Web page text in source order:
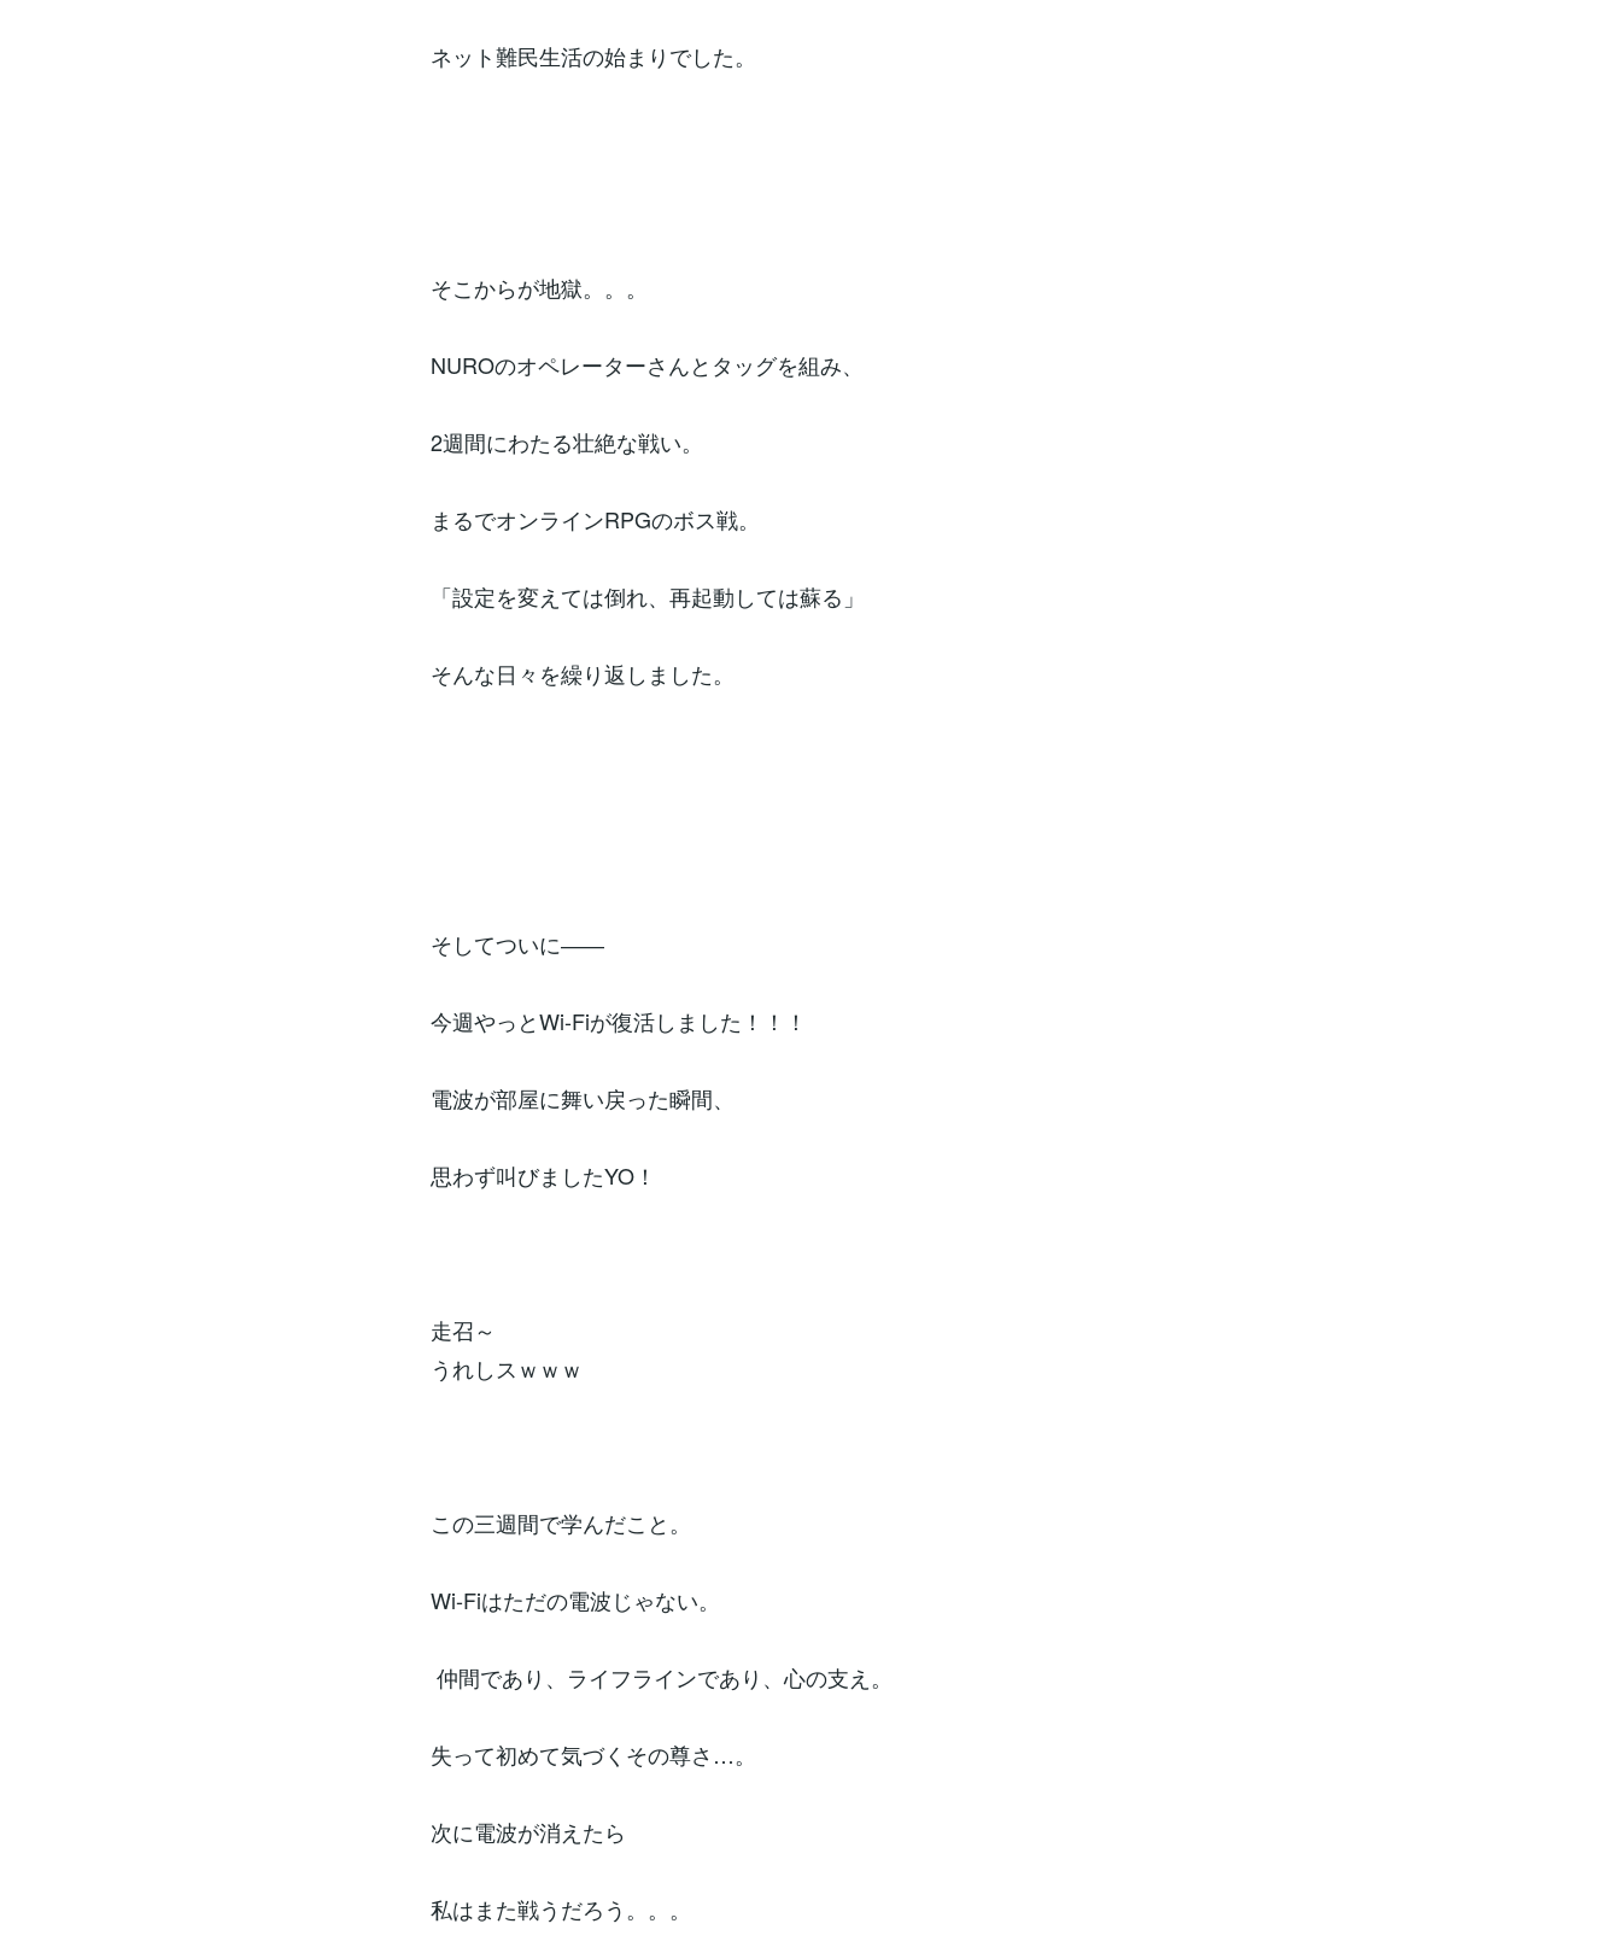
ネット難民生活の始まりでした。
そこからが地獄。。。
NUROのオペレーターさんとタッグを組み、
2週間にわたる壮絶な戦い。
まるでオンラインRPGのボス戦。
「設定を変えては倒れ、再起動しては蘇る」
そんな日々を繰り返しました。
そしてついに――
今週やっとWi-Fiが復活しました！！！
電波が部屋に舞い戻った瞬間、
思わず叫びましたYO！
走召～
うれしスｗｗｗ
この三週間で学んだこと。
Wi-Fiはただの電波じゃない。
仲間であり、ライフラインであり、心の支え。
失って初めて気づくその尊さ…。
次に電波が消えたら
私はまた戦うだろう。。。